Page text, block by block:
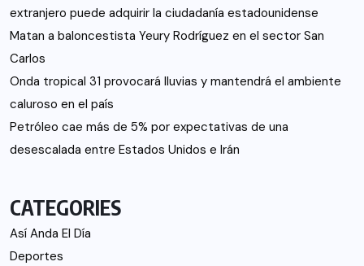
extranjero puede adquirir la ciudadanía estadounidense
Matan a baloncestista Yeury Rodríguez en el sector San
Carlos
Onda tropical 31 provocará lluvias y mantendrá el ambiente
caluroso en el país
Petróleo cae más de 5% por expectativas de una
desescalada entre Estados Unidos e Irán
CATEGORIES
Así Anda El Día
Deportes